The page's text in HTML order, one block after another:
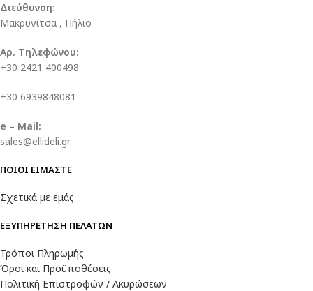
Διεύθυνση:
Μακρυνίτσα , Πήλιο
Αρ. Τηλεφώνου:
+30 2421 400498
+30 6939848081
e – Mail:
sales@ellideli.gr
ΠΟΙΟΙ ΕΙΜΑΣΤΕ
Σχετικά με εμάς
ΕΞΥΠΗΡΕΤΗΣΗ ΠΕΛΑΤΩΝ
Τρόποι Πληρωμής
Όροι και Προϋποθέσεις
Πολιτική Επιστροφών / Ακυρώσεων